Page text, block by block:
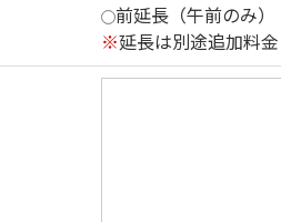
前延長（午前のみ）
※延長は別途追加料金